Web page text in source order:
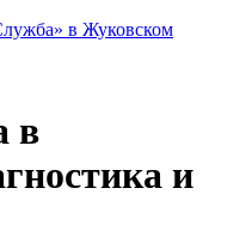
в Жуковском
в
и